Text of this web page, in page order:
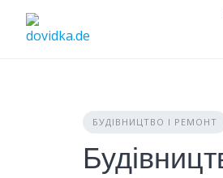
БУДІВНИЦТВО І РЕМОНТ